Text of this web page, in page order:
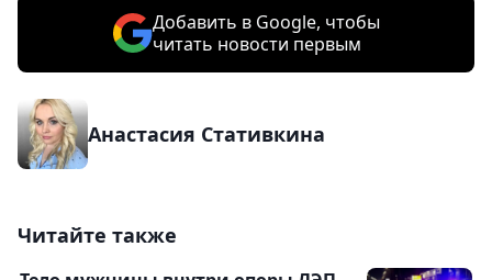
Добавить в Google, чтобы
читать новости первым
Анастасия Стативкина
Читайте также